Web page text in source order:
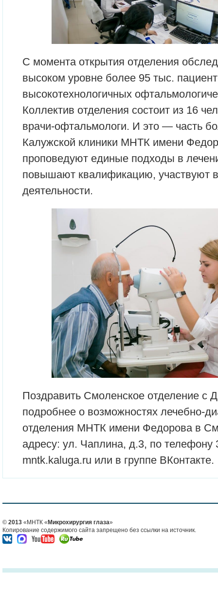
С момента открытия отделения
высоком уровне более 95 тыс.
высокотехнологичных
Коллектив отделения состоит из 16
врачи-офтальмологи. И это — часть
Калужской клиники МНТК имени
проповедуют единые подходы в
повышают квалификацию, участвуют
деятельности.
Поздравить Смоленское отделение с
подробнее о возможностях лечебно-
отделения МНТК имени Федорова в
адресу: ул. Чаплина, д.3, по телефону
mntk.kaluga.ru или в группе ВКонтакте.
© 2013 «МНТК «Микрохирургия глаза»
Копирование содержимого сайта запрещено без ссылки на источник.